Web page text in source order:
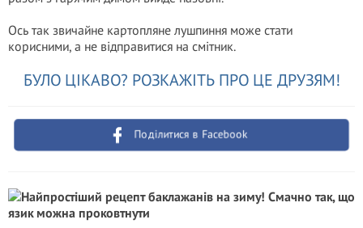
Ось так звичайне картопляне лушпиння може стати
корисними, а не відправитися на смітник.
БУЛО ЦІКАВО? РОЗКАЖІТЬ ПРО ЦЕ ДРУЗЯМ!
Поділитися в Facebook